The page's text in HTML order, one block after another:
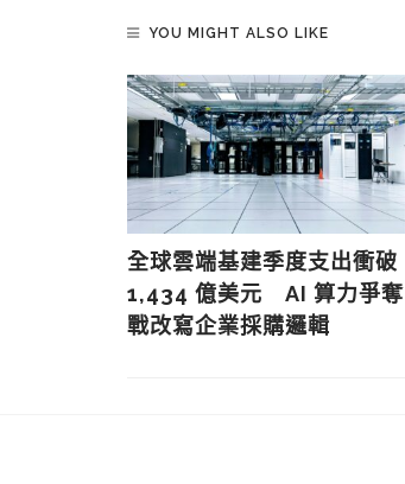
YOU MIGHT ALSO LIKE
全球雲端基建季度支出衝破
1,434 億美元 AI 算力爭奪
戰改寫企業採購邏輯